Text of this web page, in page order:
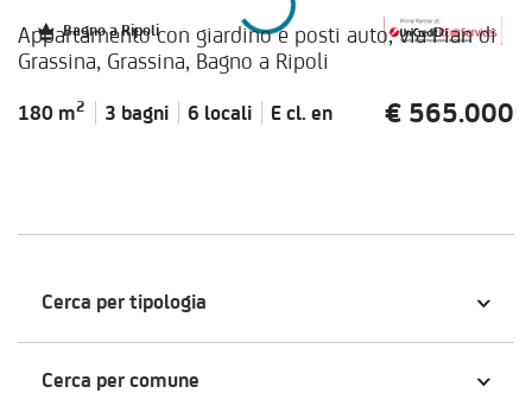
Bagno a Ripoli
Appartamento con giardino e posti auto, via Pian di
Grassina, Grassina, Bagno a Ripoli
180 m2 3 bagni 6 locali E cl. en € 565.000
Cerca per tipologia
Cerca per comune